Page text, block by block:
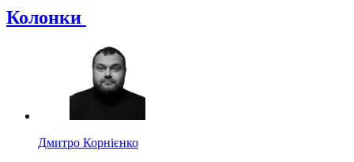
Колонки
Дмитро Корнієнко